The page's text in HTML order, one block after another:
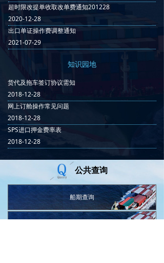
公共查询
船期查询
知识园地
货代及拖车签订协议需知
2018-12-28
网上订舱操作常见问题
2018-12-28
SPS进口押金费率表
2018-12-28
超时限改提单收取改单费通知201228
2020-12-28
出口单证操作费调整通知
2021-07-29